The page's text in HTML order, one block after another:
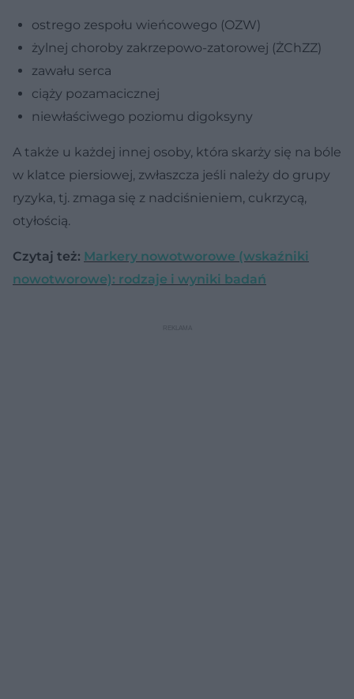
ostrego zespołu wieńcowego (OZW)
żylnej choroby zakrzepowo-zatorowej (ŻChZZ)
zawału serca
ciąży pozamacicznej
niewłaściwego poziomu digoksyny
A także u każdej innej osoby, która skarży się na bóle
w klatce piersiowej, zwłaszcza jeśli należy do grupy
ryzyka, tj. zmaga się z nadciśnieniem, cukrzycą,
otyłością.
Czytaj też: Markery nowotworowe (wskaźniki
nowotworowe): rodzaje i wyniki badań